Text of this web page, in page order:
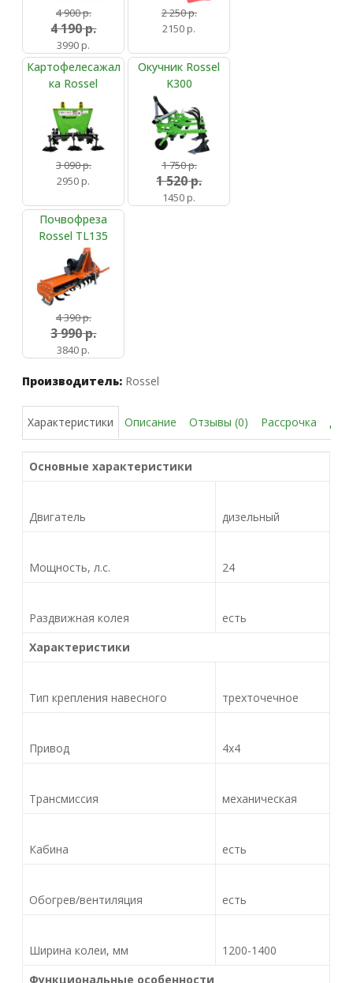
4 900 р.
4 190р.
3990 р.
2 250р.
2150 р.
Картофелесажал
ка Rossel
СКН-180/2
3 090р.
2950 р.
Окучник Rossel
K300
1 750 р.
1 520р.
1450 р.
Почвофреза
Rossel TL135
4 390 р.
3 990р.
3840 р.
Производитель: Rossel
Характеристики Описание Отзывы (0) Рассрочка
Основные характеристики
Двигатель дизельный
Мощность, л.с. 24
Раздвижная колея
есть
Характеристики
Тип крепления навесного трехточечное
Привод 4х4
Трансмиссия механическая
Кабина есть
Обогрев/вентиляция есть
Ширина колеи, мм
1200-1400
Функциональные особенности